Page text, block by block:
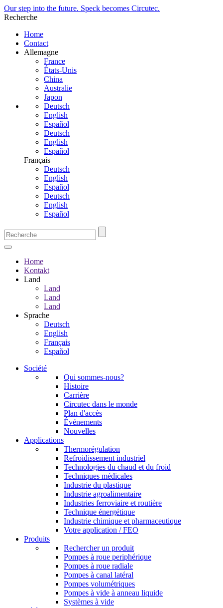
Our step into the future. Speck becomes Circutec.
Recherche
Home
Contact
Allemagne
France
États-Unis
China
Australie
Japon
Deutsch
English
Español
Deutsch
English
Español
Français
Deutsch
English
Español
Deutsch
English
Español
Home
Kontakt
Land
Land
Land
Land
Sprache
Deutsch
English
Français
Español
Société
Qui sommes-nous?
Histoire
Carrière
Circutec dans le monde
Plan d'accès
Événements
Nouvelles
Applications
Thermorégulation
Refroidissement industriel
Technologies du chaud et du froid
Techniques médicales
Industrie du plastique
Industrie agroalimentaire
Industries ferroviaire et routière
Technique énergétique
Industrie chimique et pharmaceutique
Votre application / FEO
Produits
Rechercher un produit
Pompes à roue periphérique
Pompes à roue radiale
Pompes à canal latéral
Pompes volumétriques
Pompes à vide à anneau liquide
Systèmes à vide